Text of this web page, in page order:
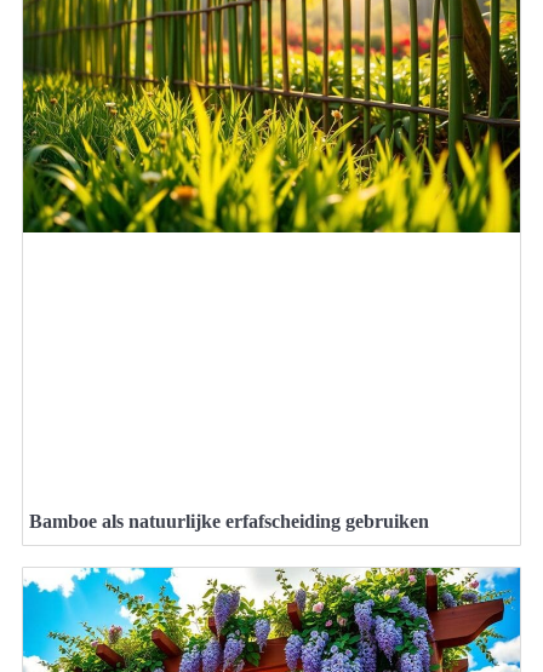
Bamboe als natuurlijke erfafscheiding gebruiken